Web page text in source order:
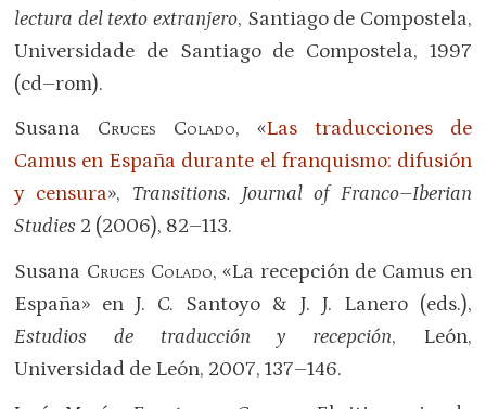
lectura del texto extranjero, Santiago de Compostela,
Universidade de Santiago de Compostela, 1997
(cd–rom).
Susana Cruces Colado, «Las traducciones de
Camus en España durante el franquismo: difusión
y censura», Transitions. Journal of Franco–Iberian
Studies 2 (2006), 82–113.
Susana Cruces Colado, «La recepción de Camus en
España» en J. C. Santoyo & J. J. Lanero (eds.),
Estudios de traducción y recepción, León,
Universidad de León, 2007, 137–146.